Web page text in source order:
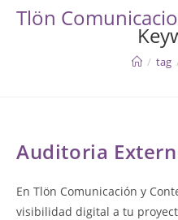
SkipTlön
/ tag
Auditoria
En Tlön Comunicación y
visibilidad digital a tu